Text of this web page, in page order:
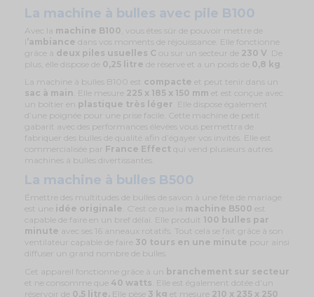
La machine à bulles avec pile B100
Avec la machine B100 , vous êtes sûr de pouvoir mettre de
’ambiance dans vos moments de réjouissance. Elle fonctionne
grâce à deux piles usuelles C ou sur un secteur de 230 V . De
plus, elle dispose de 0,25 litre de réserve et a un poids de 0,8 kg
La machine à bulles B100 est compacte et peut tenir dans un
sac à main . Elle mesure 225 x 185 x 150 mm et est conçue avec
un boîtier en
plastique très léger . Elle dispose également
d’une poignée pour une prise facile. Cette machine de petit
gabarit avec des performances élevées vous permettra de
fabriquer des bulles de qualité afin d’égayer vos invités. Elle est
commercialisée par France Effect qui vend plusieurs autres
machines à bulles divertissantes.
La machine à bulles B500
Émettre des multitudes de bulles de savon à une fête de mariage
est une idée originale . C’est ce que la machine B500 est
capable de faire en un bref délai. Elle produit 100 bulles par
minute avec ses 16 anneaux rotatifs. Tout cela se fait grâce à son
ventilateur capable de faire 30 tours en une minute pour ainsi
diffuser un grand nombre de bulles.
Cet appareil fonctionne grâce à un branchement sur secteur
et ne consomme que 40 watts . Elle est également dotée d’un
réservoir de 0,5 litre. Elle pèse 3 kg et mesure 210 x 235 x 250